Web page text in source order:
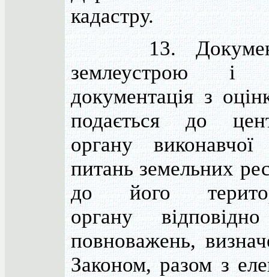
кадастру.
13.
землеустрою і
документація з
подається до
органу
питань земельних
до його
органу
повноважень,
Законом, разом з